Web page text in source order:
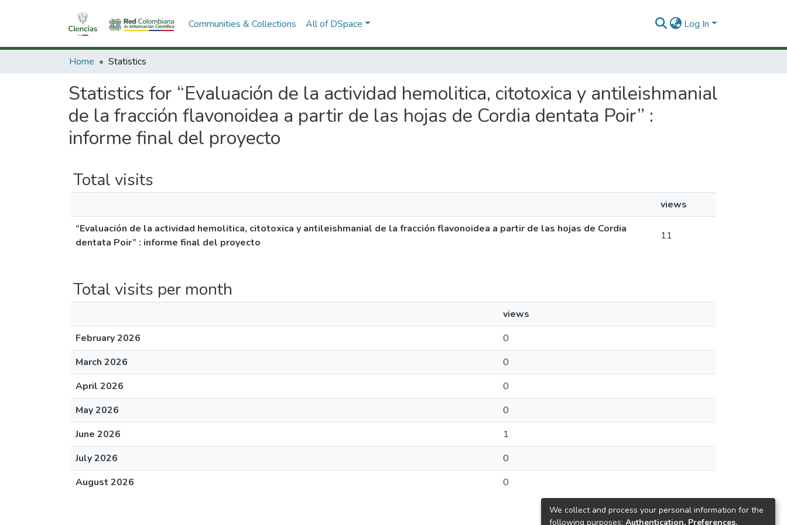
Communities & Collections All of DSpace Log In
Home Statistics
Statistics for “Evaluación de la actividad hemolitica, citotoxica y antileishmanial
de la fracción flavonoidea a partir de las hojas de Cordia dentata Poir” :
informe final del proyecto
Total visits
views
“Evaluación de la actividad hemolitica, citotoxica y antileishmanial de la fracción flavonoidea a partir de las hojas de Cordia
dentata Poir” : informe final del proyecto
11
Total visits per month
views
February 2026
0
March 2026
0
April 2026
0
May 2026
0
June 2026
1
July 2026
0
August 2026
0
We collect and process your personal information for the
following purposes: Authentication, Preferences,